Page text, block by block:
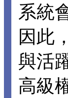
系統
因此
與活
高級